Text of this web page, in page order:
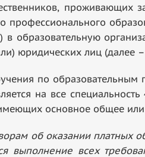
образовательную
юридических лиц (далее
по образовательным
на все
основное общее
об оказании платных
выполнение всех